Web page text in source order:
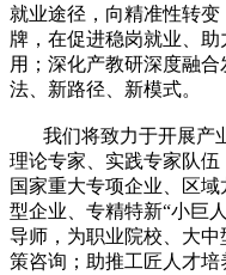
就业途径，向精准性转
牌，在促进稳岗就业、
用；深化产教研深度融
法、新路径、新模式。
我们将致力于开展产
理论专家、实践专家队
国家重大专项企业、区
型企业、专精特新“小巨
导师，为职业院校、大
策咨询；助推工匠人才